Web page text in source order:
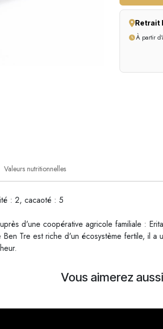
Retrait
À partir
Valeurs nutritionnelles
: 2, cacaoté : 5
d'une coopérative agricole familiale :
Tre est riche d'un écosystème fertile, il a
Vous aimerez aussi